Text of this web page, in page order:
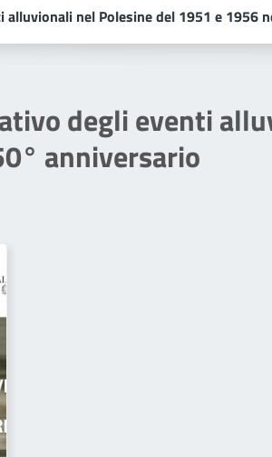
nel Polesine del 1951 e 1956
degli eventi
anniversario